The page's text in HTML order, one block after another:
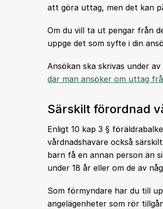
att göra uttag, men det kan
Om du vill ta ut pengar från
uppge det som syfte i din
Ansökan ska skrivas under
där man ansöker om uttag
Särskilt förordnad
Enligt 10 kap 3 §
vårdnadshavare också
barn få en annan person än
under 18 år eller om de av
Som förmyndare har du till
angelägenheter som rör